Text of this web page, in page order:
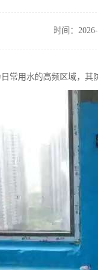
时间：
常用水的高频区域，其